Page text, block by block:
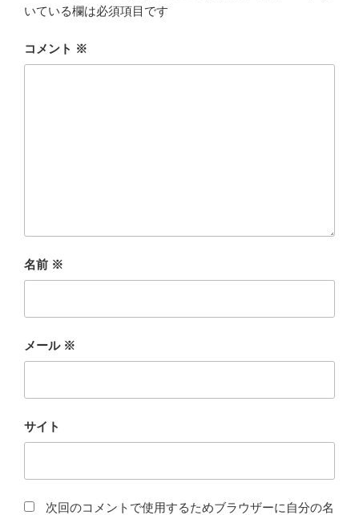
いている欄は必須項目です
コメント ※
名前 ※
メール ※
サイト
次回のコメントで使用するためブラウザーに自分の名